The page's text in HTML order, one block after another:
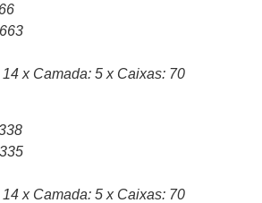
14 x Camada: 5 x Caixas: 70
14 x Camada: 5 x Caixas: 70